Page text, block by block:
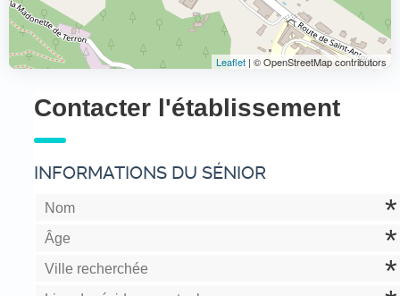
Leaflet | © OpenStreetMap contributors
Contacter l'établissement
INFORMATIONS DU SÉNIOR